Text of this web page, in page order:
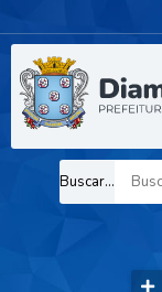
Buscar...